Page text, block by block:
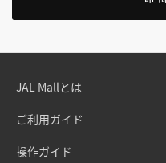
JAL Mallとは
ご利用ガイド
操作ガイド